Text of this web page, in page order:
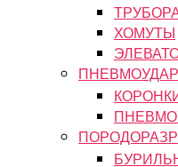
ХОМУТЫ